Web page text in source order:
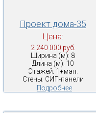
Проект дома-35
Цена:
2 240 000 руб.
Ширина (м): 8
Длина (м): 10
Этажей: 1+ман.
Стены: СИП-панели
Подробнее